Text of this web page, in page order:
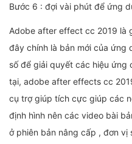
Bước 6 : đợi vài phút để ứng
Adobe after effect cc 2019 là
đây chính là bản mới của ứng
số để giải quyết các hiệu ứng
tại, adobe after effects cc
cụ trợ giúp tích cực giúp các
định hình nên các video bài
ở phiên bản nâng cấp , đơn vị